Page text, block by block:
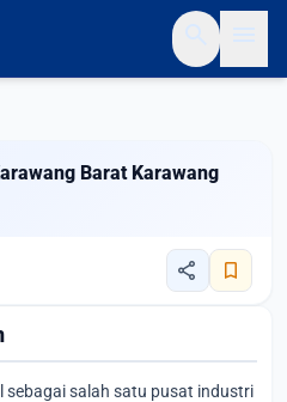
Barat Karawang
share bookmark
sebagai salah satu pusat industri